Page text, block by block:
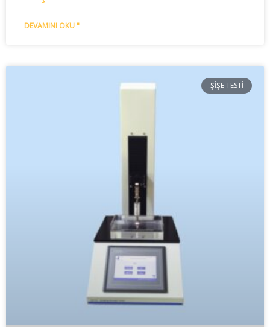
DEVAMINI OKU "
ŞIŞE TESTI